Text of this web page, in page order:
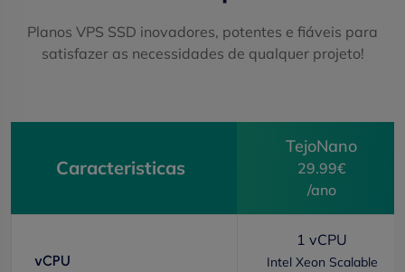
Planos VPS SSD inovadores, potentes e fiáveis para
satisfazer as necessidades de qualquer projeto!
Caracteristicas
TejoNano
29.99€
/ano
vCPU
1 vCPU
Intel Xeon Scalable